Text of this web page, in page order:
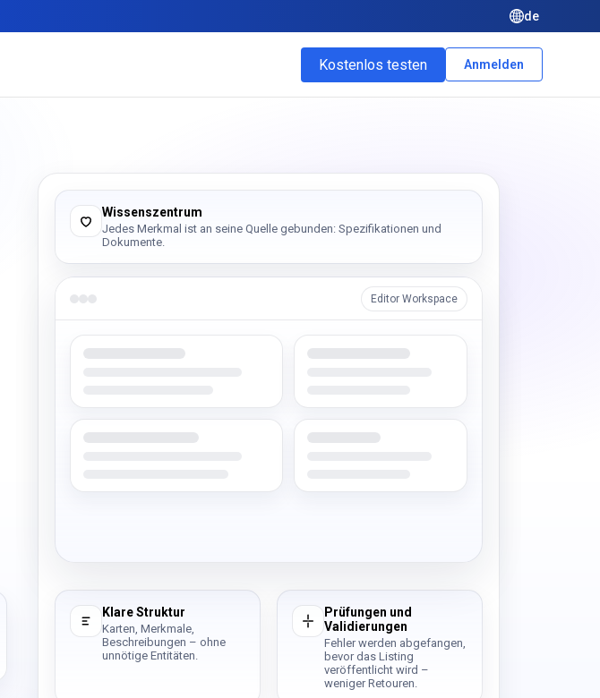
de
Kostenlos testen Anmelden
Wissenszentrum
Jedes Merkmal ist an seine Quelle gebunden: Spezifikationen und
Dokumente.
Editor Workspace
Klare Struktur
Karten, Merkmale,
Beschreibungen – ohne
unnötige Entitäten.
Prüfungen und
Validierungen
Fehler werden abgefangen,
bevor das Listing
veröffentlicht wird –
weniger Retouren.